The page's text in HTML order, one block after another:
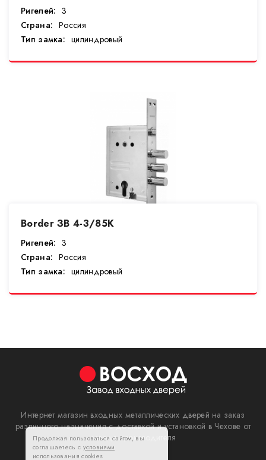
Ригелей: 3
Страна: Россия
Тип замка: цилиндровый
Border ЗВ 4-3/85К
Ригелей: 3
Страна: Россия
Тип замка: цилиндровый
Интернет магазин входных металлических дверей на заказ
различного назначения с доставкой и установкой в Чехове от
завода производителя
Продолжая пользоваться сайтом, вы
соглашаетесь с условиями
использования cookies